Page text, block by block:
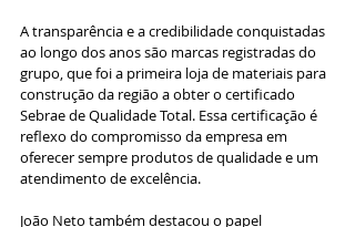
A transparência e a credibilidade conquistadas
ao longo dos anos são marcas registradas do
grupo, que foi a primeira loja de materiais para
construção da região a obter o certificado
Sebrae de Qualidade Total. Essa certificação é
reflexo do compromisso da empresa em
oferecer sempre produtos de qualidade e um
atendimento de excelência.
João Neto também destacou o papel